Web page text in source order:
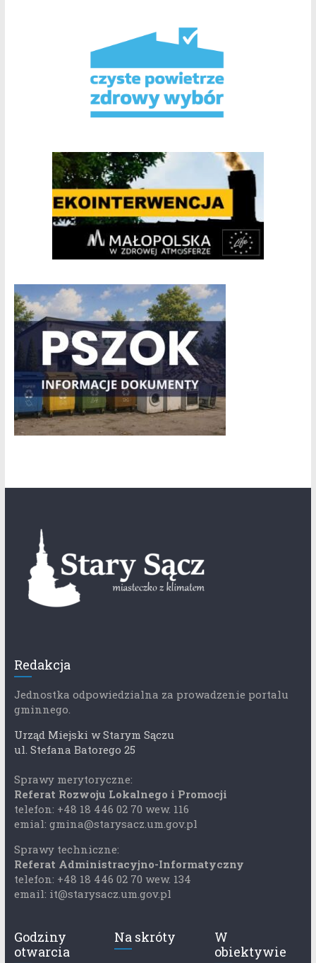
Redakcja
Jednostka odpowiedzialna za prowadzenie portalu
gminnego.
Urząd Miejski w Starym Sączu
ul. Stefana Batorego 25
Sprawy merytoryczne:
Referat Rozwoju Lokalnego i Promocji
telefon: +48 18 446 02 70 wew. 116
emial: gmina@starysacz.um.gov.pl
Sprawy techniczne:
Referat Administracyjno-Informatyczny
telefon: +48 18 446 02 70 wew. 134
email: it@starysacz.um.gov.pl
Godziny
otwarcia
Na skróty
W
obiektywie